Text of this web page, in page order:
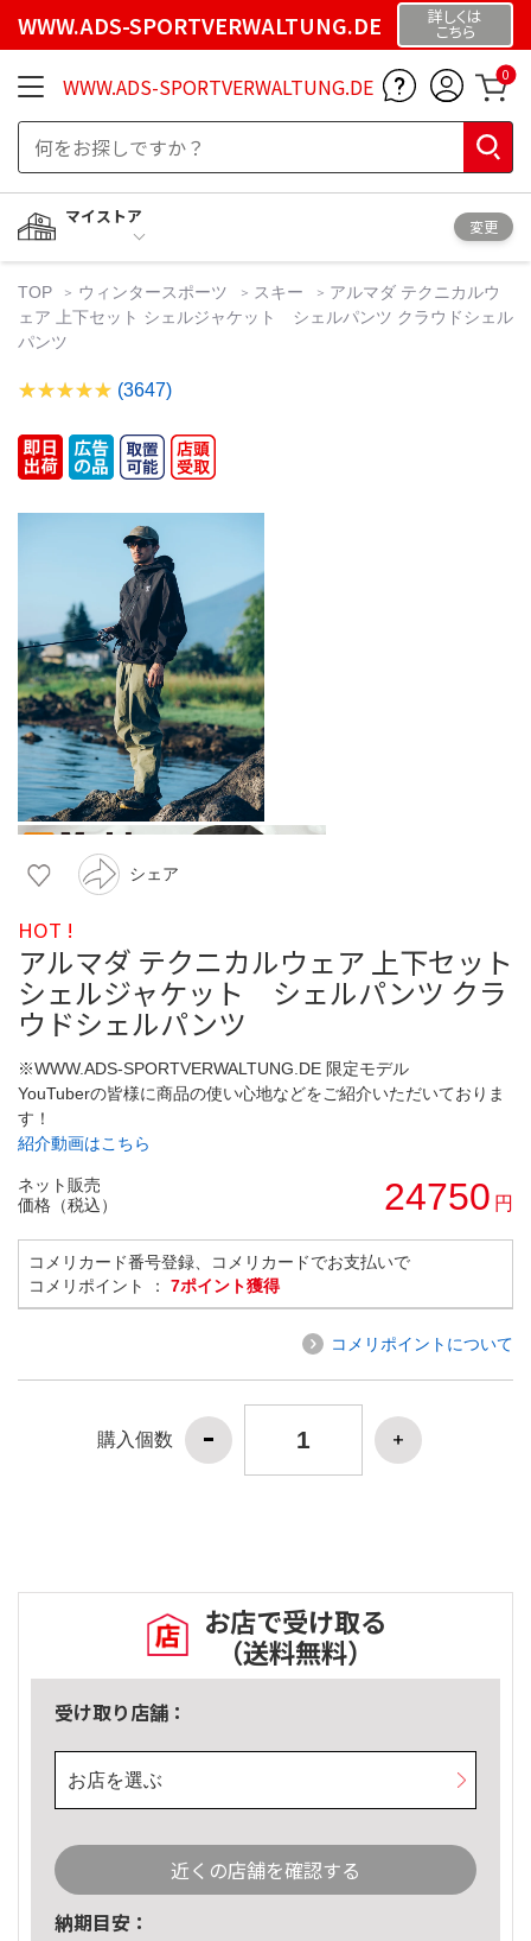
WWW.ADS-SPORTVERWALTUNG.DE 詳しくは
こちら
WWW.ADS-SPORTVERWALTUNG.DE 0
マイストア
変更
TOP ウィンタースポーツ スキー
アルマダ テクニカルウ
ェア 上下セット シェルジャケット シェルパンツ クラウドシェル
パンツ
(3647)
シェア
HOT !
アルマダ テクニカルウェア 上下セット
シェルジャケット シェルパンツ クラ
ウドシェルパンツ
※WWW.ADS-SPORTVERWALTUNG.DE 限定モデル
YouTuberの皆様に商品の使い心地などをご紹介いただいておりま
す！
紹介動画はこちら
ネット販売
価格（税込）
24750 円
コメリカード番号登録、コメリカードでお支払いで
コメリポイント ： 7ポイント獲得
コメリポイントについて
購入個数
お店で受け取る
（送料無料）
受け取り店舗：
お店を選ぶ
近くの店舗を確認する
納期目安：